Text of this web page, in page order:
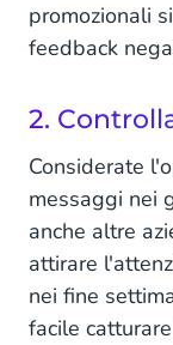
promozionali
feedback
2.
Considerate
messaggi nei
anche altre
attirare
nei fine
facile